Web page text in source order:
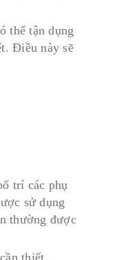
thể tận dụng
Điều này sẽ
trí các phụ
sử dụng
thường được